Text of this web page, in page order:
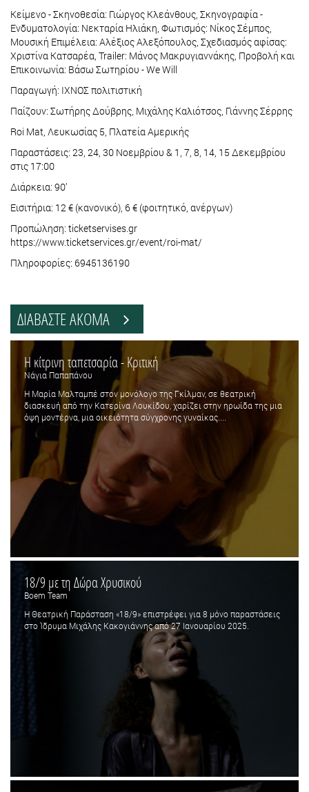
Κείμενο - Σκηνοθεσία: Γιώργος Κλεάνθους, Σκηνογραφία -
Ενδυματολογία: Νεκταρία Ηλιάκη, Φωτισμός: Νίκος Σέμπος,
Μουσική Επιμέλεια: Αλέξιος Αλεξόπουλος, Σχεδιασμός αφίσας:
Χριστίνα Κατσαρέα, Trailer: Μάνος Μακρυγιαννάκης, Προβολή και
Επικοινωνία: Βάσω Σωτηρίου - We Will
Παραγωγή: ΙΧΝΟΣ πολιτιστική
Παίζουν: Σωτήρης Δούβρης, Μιχάλης Καλιότσος, Γιάννης Σέρρης
Roi Mat, Λευκωσίας 5, Πλατεία Αμερικής
Παραστάσεις: 23, 24, 30 Νοεμβρίου & 1, 7, 8, 14, 15 Δεκεμβρίου
στις 17:00
Διάρκεια: 90’
Εισιτήρια: 12 € (κανονικό), 6 € (φοιτητικό, ανέργων)
Προπώληση: ticketservises.gr
https://www.ticketservices.gr/event/roi-mat/
Πληροφορίες: 6945136190
ΔΙΑΒΑΣΤΕ ΑΚΟΜΑ
Η κίτρινη ταπετσαρία - Κριτική
Νάγια Παπαπάνου
Η Μαρία Μαλταμπέ στον μονόλογο της Γκίλμαν, σε θεατρική
διασκευή από την Κατερίνα Λουκίδου, χαρίζει στην ηρωίδα της μια
όψη μοντέρνα, μια οικειότητα σύγχρονης γυναίκας....
18/9 με τη Δώρα Χρυσικού
Boem Team
Η Θεατρική Παράσταση «18/9» επιστρέφει για 8 μόνο παραστάσεις
στο Ίδρυμα Μιχάλης Κακογιάννης από 27 Ιανουαρίου 2025.